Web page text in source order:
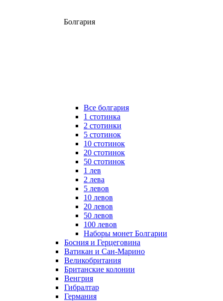
Болгария
Все болгария
1 стотинка
2 стотинки
5 стотинок
10 стотинок
20 стотинок
50 стотинок
1 лев
2 лева
5 левов
10 левов
20 левов
50 левов
100 левов
Наборы монет Болгарии
Босния и Герцеговина
Ватикан и Сан-Марино
Великобритания
Британские колонии
Венгрия
Гибралтар
Германия